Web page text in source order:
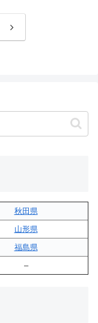
次
秋田県
山形県
福島県
–